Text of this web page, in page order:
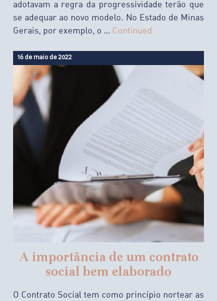
adotavam a regra da progressividade terão que
se adequar ao novo modelo. No Estado de Minas
Gerais, por exemplo, o … Continued
16 de maio de 2022
A importância de um contrato
social bem elaborado
O Contrato Social tem como princípio nortear as